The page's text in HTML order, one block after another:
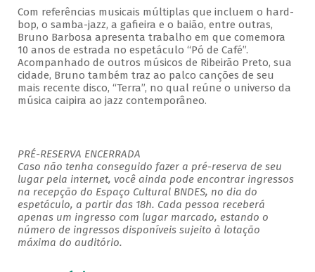
Com referências musicais múltiplas que incluem o hard-
bop, o samba-jazz, a gafieira e o baião, entre outras,
Bruno Barbosa apresenta trabalho em que comemora
10 anos de estrada no espetáculo “Pó de Café”.
Acompanhado de outros músicos de Ribeirão Preto, sua
cidade, Bruno também traz ao palco canções de seu
mais recente disco, “Terra”, no qual reúne o universo da
música caipira ao jazz contemporâneo.
PRÉ-RESERVA ENCERRADA
Caso não tenha conseguido fazer a pré-reserva de seu
lugar pela internet, você ainda pode encontrar ingressos
na recepção do Espaço Cultural BNDES, no dia do
espetáculo, a partir das 18h. Cada pessoa receberá
apenas um ingresso com lugar marcado, estando o
número de ingressos disponíveis sujeito à lotação
máxima do auditório.